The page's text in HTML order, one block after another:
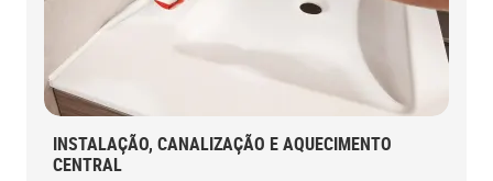
INSTALAÇÃO, CANALIZAÇÃO E AQUECIMENTO
CENTRAL